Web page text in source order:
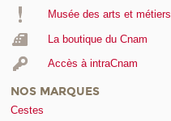
Musée des arts et métiers
La boutique du Cnam
Accès à intraCnam
NOS MARQUES
Cestes